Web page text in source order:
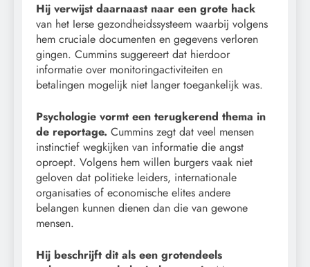
Hij verwijst daarnaast naar een grote hack
van het Ierse gezondheidssysteem waarbij volgens
hem cruciale documenten en gegevens verloren
gingen. Cummins suggereert dat hierdoor
informatie over monitoringactiviteiten en
betalingen mogelijk niet langer toegankelijk was.
Psychologie vormt een terugkerend thema in
de reportage. Cummins zegt dat veel mensen
instinctief wegkijken van informatie die angst
oproept. Volgens hem willen burgers vaak niet
geloven dat politieke leiders, internationale
organisaties of economische elites andere
belangen kunnen dienen dan die van gewone
mensen.
Hij beschrijft dit als een grotendeels